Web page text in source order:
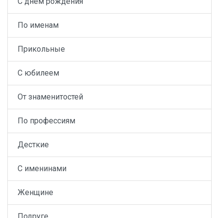
По именам
Прикольные
С юбилеем
От знаменитостей
По профессиям
Десткие
С именинами
Женщине